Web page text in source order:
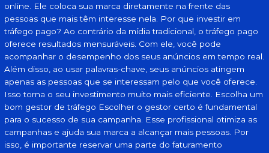
online. Ele coloca sua marca diretamente na frente das
pessoas que mais têm interesse nela. Por que investir em
tráfego pago? Ao contrário da mídia tradicional, o tráfego pago
oferece resultados mensuráveis. Com ele, você pode
acompanhar o desempenho dos seus anúncios em tempo real.
Além disso, ao usar palavras-chave, seus anúncios atingem
apenas as pessoas que se interessam pelo que você oferece.
Isso torna o seu investimento muito mais eficiente. Escolha um
bom gestor de tráfego Escolher o gestor certo é fundamental
para o sucesso de sua campanha. Esse profissional otimiza as
campanhas e ajuda sua marca a alcançar mais pessoas. Por
isso, é importante reservar uma parte do faturamento